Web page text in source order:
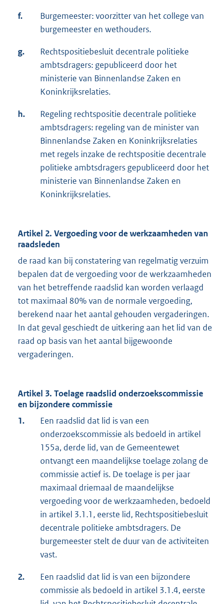
f.
Burgemeester: voorzitter van het college van
burgemeester en wethouders.
g.
Rechtspositiebesluit decentrale politieke
ambtsdragers: gepubliceerd door het
ministerie van Binnenlandse Zaken en
Koninkrijksrelaties.
h.
Regeling rechtspositie decentrale politieke
ambtsdragers: regeling van de minister van
Binnenlandse Zaken en Koninkrijksrelaties
met regels inzake de rechtspositie decentrale
politieke ambtsdragers gepubliceerd door het
ministerie van Binnenlandse Zaken en
Koninkrijksrelaties.
Artikel 2. Vergoeding voor de werkzaamheden van
raadsleden
de raad kan bij constatering van regelmatig verzuim
bepalen dat de vergoeding voor de werkzaamheden
van het betreffende raadslid kan worden verlaagd
tot maximaal 80% van de normale vergoeding,
berekend naar het aantal gehouden vergaderingen.
In dat geval geschiedt de uitkering aan het lid van de
raad op basis van het aantal bijgewoonde
vergaderingen.
Artikel 3. Toelage raadslid onderzoekscommissie
en bijzondere commissie
1.
Een raadslid dat lid is van een
onderzoekscommissie als bedoeld in artikel
155a, derde lid, van de Gemeentewet
ontvangt een maandelijkse toelage zolang de
commissie actief is. De toelage is per jaar
maximaal driemaal de maandelijkse
vergoeding voor de werkzaamheden, bedoeld
in artikel 3.1.1, eerste lid, Rechtspositiebesluit
decentrale politieke ambtsdragers. De
burgemeester stelt de duur van de activiteiten
vast.
2.
Een raadslid dat lid is van een bijzondere
commissie als bedoeld in artikel 3.1.4, eerste